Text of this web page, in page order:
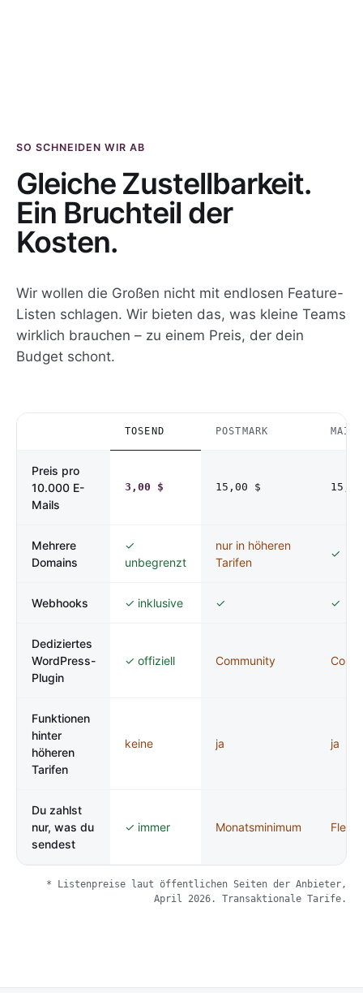
SO SCHNEIDEN WIR AB
Gleiche Zustellbarkeit.
Ein Bruchteil der
Kosten.
Wir wollen die Großen nicht mit endlosen Feature-
Listen schlagen. Wir bieten das, was kleine Teams
wirklich brauchen – zu einem Preis, der dein
Budget schont.
TOSEND POSTMARK
Preis pro
10.000 E-
Mails
3,00 $ 15,00 $
Mehrere
Domains
✓
unbegrenzt
nur in höheren
Tarifen
✓
Webhooks ✓ inklusive ✓ ✓
Dediziertes
WordPress-
Plugin
✓ offiziell Community
Funktionen
hinter
höheren
Tarifen
keine ja ja
Du zahlst
nur, was du
sendest
✓ immer Monatsminimum Flex-
* Listenpreise laut öffentlichen Seiten der Anbieter,
April 2026. Transaktionale Tarife.